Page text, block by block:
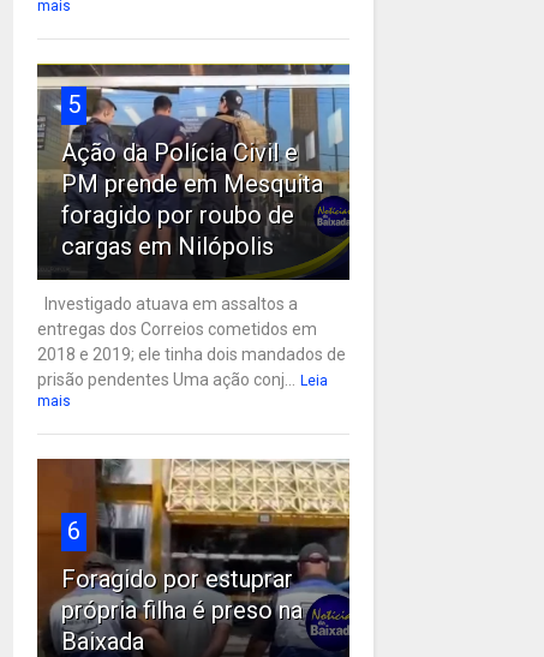
mais
5
Ação da Polícia Civil e
PM prende em Mesquita
foragido por roubo de
cargas em Nilópolis
Investigado atuava em assaltos a
entregas dos Correios cometidos em
2018 e 2019; ele tinha dois mandados de
prisão pendentes Uma ação conj... Leia
mais
6
Foragido por estuprar
própria filha é preso na
Baixada